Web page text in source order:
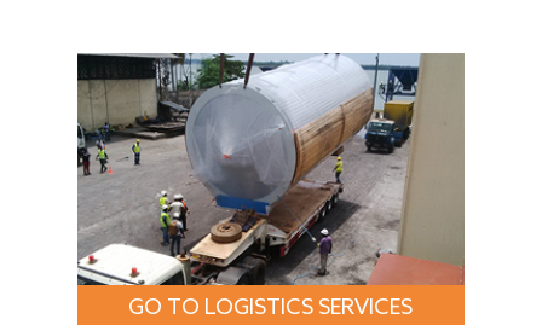
GO TO LOGISTICS SERVICES